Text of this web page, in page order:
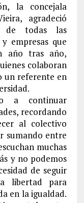
la concejala
agradeció
de todas las
empresas que
año tras año,
colaboran
un referente en
a continuar
recordando
al colectivo
sumando entre
muchas
y no podemos
de seguir
libertad para
en la igualdad.